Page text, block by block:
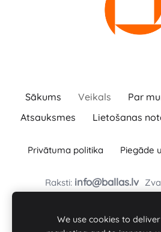
Sākums Veikals Par
Atsauksmes
Lietošanas
Privātuma politika Piegāde
Raksti: info@ballas.lv
Baļļas, Kuldīgas novads,
We use cookies to